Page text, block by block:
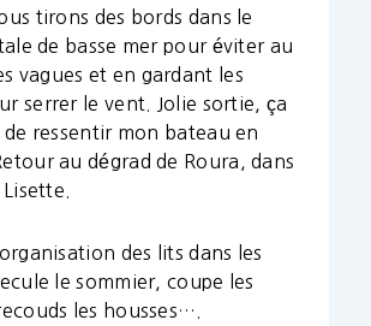
tirons des bords dans le
de basse mer pour éviter au
vagues et en gardant les
serrer le vent. Jolie sortie, ça
ressentir mon bateau en
au dégrad de Roura, dans
des lits dans les
le sommier, coupe les
les housses….